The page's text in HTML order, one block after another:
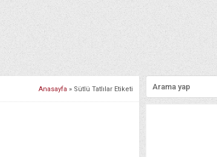
Anasayfa » Sütlü Tatlılar Etiketi